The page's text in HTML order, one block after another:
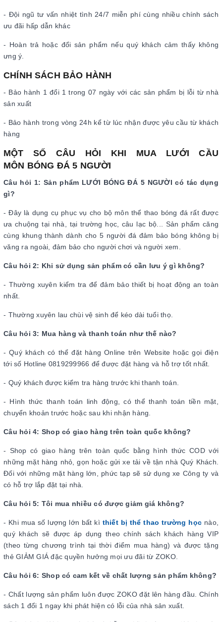
- Đội ngũ tư vấn nhiệt tình 24/7 miễn phí cùng nhiều chính sách
ưu đãi hấp dẫn khác
- Hoàn trả hoặc đổi sản phẩm nếu quý khách cảm thấy không
ưng ý.
CHÍNH SÁCH BẢO HÀNH
- Bảo hành 1 đổi 1 trong 07 ngày với các sản phẩm bị lỗi từ nhà
sản xuất
- Bảo hành trong vòng 24h kể từ lúc nhận được yêu cầu từ khách
hàng
MỘT SỐ CÂU HỎI KHI MUA LƯỚI CẦU
MÔN BÓNG ĐÁ 5 NGƯỜI
Câu hỏi 1: Sản phẩm LƯỚI BÓNG ĐÁ 5 NGƯỜI có tác dụng
gì?
- Đây là dụng cụ phục vụ cho bộ môn thể thao bóng đá rất được
ưa chuộng tại nhà, tại trường học, câu lạc bộ... Sản phẩm căng
cùng khung thành dành cho 5 người đá đảm bảo bóng không bị
văng ra ngoài, đảm bảo cho người chơi và người xem.
Câu hỏi 2: Khi sử dụng sản phẩm có cần lưu ý gì không?
- Thường xuyên kiểm tra để đảm bảo thiết bị hoạt động an toàn
nhất.
- Thường xuyên lau chùi vệ sinh để kéo dài tuổi thọ.
Câu hỏi 3: Mua hàng và thanh toán như thế nào?
- Quý khách có thể đặt hàng Online trên Website hoặc gọi điện
tới số Hotline 0819299966 để được đặt hàng và hỗ trợ tốt nhất.
- Quý khách được kiểm tra hàng trước khi thanh toán.
- Hình thức thanh toán linh động, có thể thanh toán tiền mặt,
chuyển khoản trước hoặc sau khi nhận hàng.
Câu hỏi 4: Shop có giao hàng trên toàn quốc không?
- Shop có giao hàng trên toàn quốc bằng hình thức COD với
những mặt hàng nhỏ, gọn hoặc gửi xe tải về tận nhà Quý Khách.
Đối với những mặt hàng lớn, phức tạp sẽ sử dụng xe Công ty và
có hỗ trợ lắp đặt tại nhà.
Câu hỏi 5: Tôi mua nhiều có được giảm giá không?
- Khi mua số lượng lớn bất kì thiết bị thể thao trường học nào,
quý khách sẽ được áp dụng theo chính sách khách hàng VIP
(theo từng chương trình tại thời điểm mua hàng) và được tặng
thẻ GIẢM GIÁ đặc quyền hưởng mọi ưu đãi từ ZOKO.
Câu hỏi 6: Shop có cam kết về chất lượng sản phẩm không?
- Chất lượng sản phẩm luôn được ZOKO đặt lên hàng đầu. Chính
sách 1 đổi 1 ngay khi phát hiện có lỗi của nhà sản xuất.